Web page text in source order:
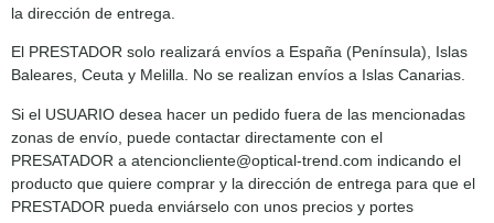
la dirección de entrega.
El PRESTADOR solo realizará envíos a España (Península), Islas
Baleares, Ceuta y Melilla. No se realizan envíos a Islas Canarias.
Si el USUARIO desea hacer un pedido fuera de las mencionadas
zonas de envío, puede contactar directamente con el
PRESATADOR a atencioncliente@optical-trend.com indicando el
producto que quiere comprar y la dirección de entrega para que el
PRESTADOR pueda enviárselo con unos precios y portes